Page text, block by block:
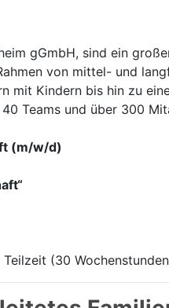
gGmbH, sind ein
von mittel- und
mit Kindern bis hin zu
Teams und über 300
(m/w/d)
(30